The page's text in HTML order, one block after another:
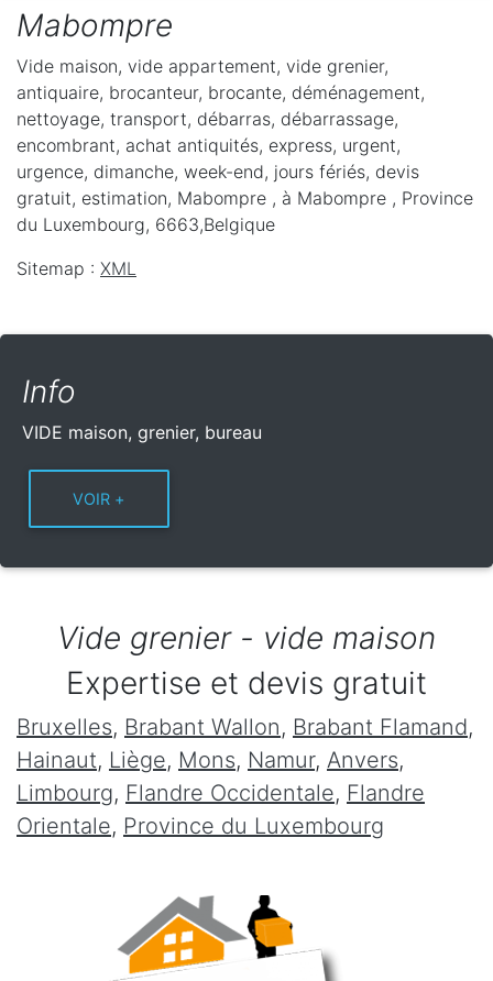
Mabompre
Vide maison, vide appartement, vide grenier,
antiquaire, brocanteur, brocante, déménagement,
nettoyage, transport, débarras, débarrassage,
encombrant, achat antiquités, express, urgent,
urgence, dimanche, week-end, jours fériés, devis
gratuit, estimation, Mabompre , à Mabompre , Province
du Luxembourg, 6663,Belgique
Sitemap : XML
Info
VIDE maison, grenier, bureau
Vide grenier - vide maison
Expertise et devis gratuit
Bruxelles, Brabant Wallon, Brabant Flamand,
Hainaut, Liège, Mons, Namur, Anvers,
Limbourg, Flandre Occidentale, Flandre
Orientale, Province du Luxembourg